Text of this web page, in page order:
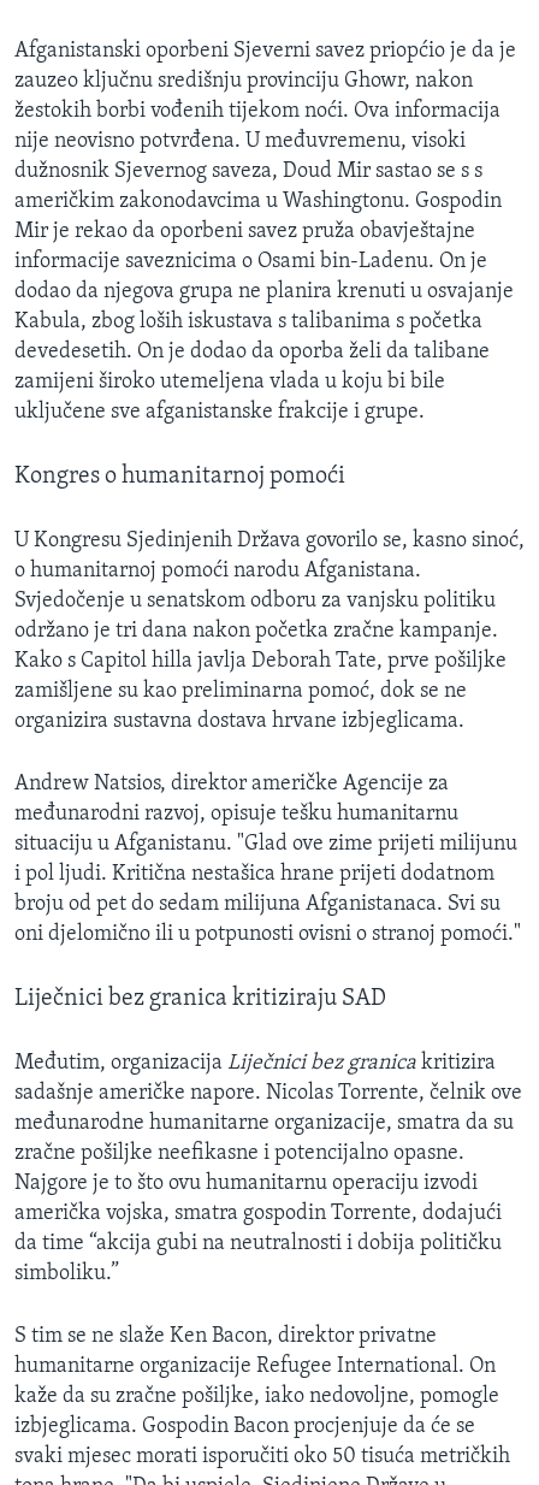
Jezici
Afganistanski oporbeni Sjeverni savez priopćio je da je
zauzeo ključnu središnju provinciju Ghowr, nakon
žestokih borbi vođenih tijekom noći. Ova informacija
nije neovisno potvrđena. U međuvremenu, visoki
dužnosnik Sjevernog saveza, Doud Mir sastao se s s
američkim zakonodavcima u Washingtonu. Gospodin
Mir je rekao da oporbeni savez pruža obavještajne
informacije saveznicima o Osami bin-Ladenu. On je
dodao da njegova grupa ne planira krenuti u osvajanje
Kabula, zbog loših iskustava s talibanima s početka
devedesetih. On je dodao da oporba želi da talibane
zamijeni široko utemeljena vlada u koju bi bile
uključene sve afganistanske frakcije i grupe.
Kongres o humanitarnoj pomoći
U Kongresu Sjedinjenih Država govorilo se, kasno sinoć,
o humanitarnoj pomoći narodu Afganistana.
Svjedočenje u senatskom odboru za vanjsku politiku
održano je tri dana nakon početka zračne kampanje.
Kako s Capitol hilla javlja Deborah Tate, prve pošiljke
zamišljene su kao preliminarna pomoć, dok se ne
organizira sustavna dostava hrvane izbjeglicama.
Andrew Natsios, direktor američke Agencije za
međunarodni razvoj, opisuje tešku humanitarnu
situaciju u Afganistanu. "Glad ove zime prijeti milijunu
i pol ljudi. Kritična nestašica hrane prijeti dodatnom
broju od pet do sedam milijuna Afganistanaca. Svi su
oni djelomično ili u potpunosti ovisni o stranoj pomoći."
Liječnici bez granica kritiziraju SAD
Međutim, organizacija Liječnici bez granica kritizira
sadašnje američke napore. Nicolas Torrente, čelnik ove
međunarodne humanitarne organizacije, smatra da su
zračne pošiljke neefikasne i potencijalno opasne.
Najgore je to što ovu humanitarnu operaciju izvodi
američka vojska, smatra gospodin Torrente, dodajući
da time “akcija gubi na neutralnosti i dobija političku
simboliku.”
S tim se ne slaže Ken Bacon, direktor privatne
humanitarne organizacije Refugee International. On
kaže da su zračne pošiljke, iako nedovoljne, pomogle
izbjeglicama. Gospodin Bacon procjenjuje da će se
svaki mjesec morati isporučiti oko 50 tisuća metričkih